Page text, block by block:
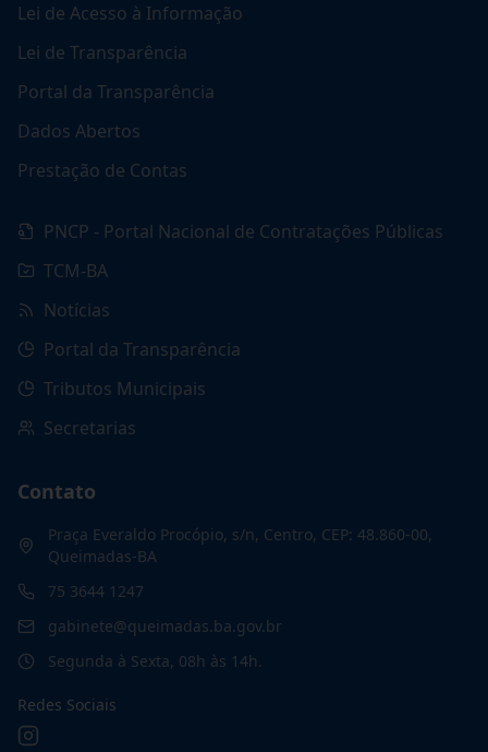
Lei de Acesso à Informação
Lei de Transparência
Portal da Transparência
Dados Abertos
Prestação de Contas
PNCP - Portal Nacional de Contratações Públicas
TCM-BA
Notícias
Portal da Transparência
Tributos Municipais
Secretarias
Contato
Praça Everaldo Procópio, s/n, Centro, CEP: 48.860-00,
Queimadas-BA
75 3644 1247
gabinete@queimadas.ba.gov.br
Segunda à Sexta, 08h às 14h.
Redes Sociais